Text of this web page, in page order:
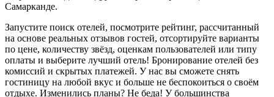
Самарканде.
Запустите поиск отелей, посмотрите рейтинг, рассчитанный
на основе реальных отзывов гостей, отсортируйте варианты
по цене, количеству звёзд, оценкам пользователей или типу
оплаты и выберите лучший отель! Бронирование отелей без
комиссий и скрытых платежей. У нас вы сможете снять
гостиницу на любой вкус и больше не беспокоиться о своём
отдыхе. Изменились планы? Не беда! У большинства